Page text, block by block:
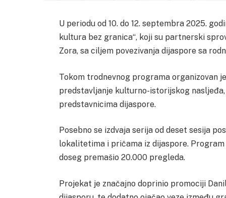
U periodu od 10. do 12. septembra 2025.
kultura bez granica“, koji su partnerski
Zora, sa ciljem povezivanja dijaspore sa
Tokom trodnevnog programa organizovan
predstavljanje kulturno-istorijskog
predstavnicima dijaspore.
Posebno se izdvaja serija od deset sesija
lokalitetima i pričama iz dijaspore.
doseg premašio 20.000 pregleda.
Projekat je značajno doprinio promociji